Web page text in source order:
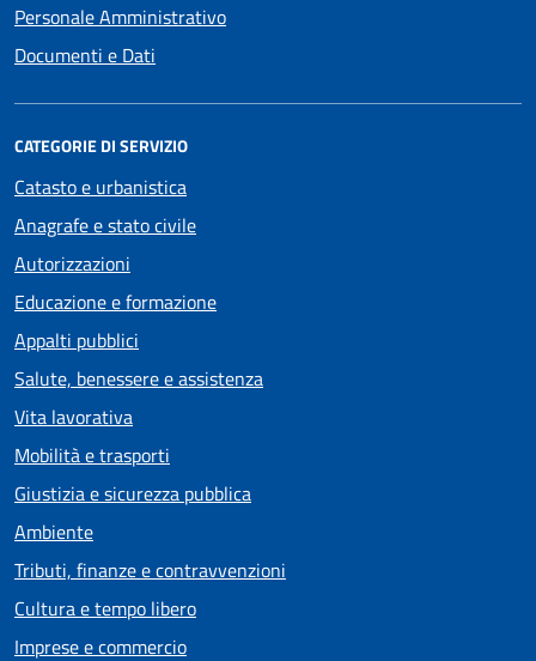
Personale Amministrativo
Documenti e Dati
CATEGORIE DI SERVIZIO
Catasto e urbanistica
Anagrafe e stato civile
Autorizzazioni
Educazione e formazione
Appalti pubblici
Salute, benessere e assistenza
Vita lavorativa
Mobilità e trasporti
Giustizia e sicurezza pubblica
Ambiente
Tributi, finanze e contravvenzioni
Cultura e tempo libero
Imprese e commercio